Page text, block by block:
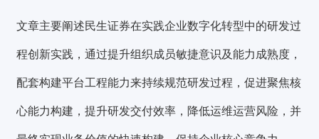
文章主要阐述民生证券在实践企业数字化转型中的研发过
程创新实践，通过提升组织成员敏捷意识及能力成熟度，
配套构建平台工程能力来持续规范研发过程，促进聚焦核
心能力构建，提升研发交付效率，降低运维运营风险，并